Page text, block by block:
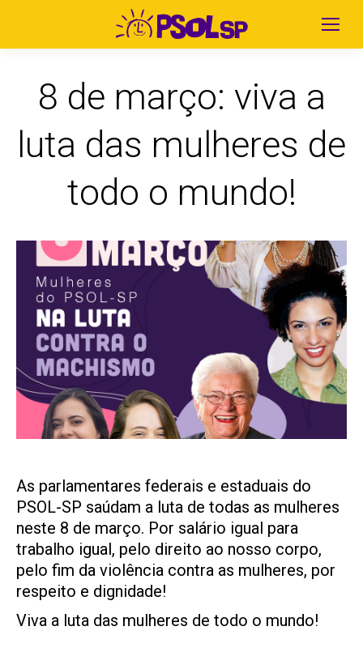
8 de março: viva a
luta das mulheres de
todo o mundo!
As parlamentares federais e estaduais do
PSOL-SP saúdam a luta de todas as mulheres
neste 8 de março. Por salário igual para
trabalho igual, pelo direito ao nosso corpo,
pelo fim da violência contra as mulheres, por
respeito e dignidade!
Viva a luta das mulheres de todo o mundo!